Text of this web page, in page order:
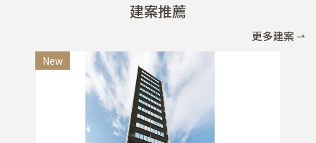
建案推薦
更多建案 ⇀
New